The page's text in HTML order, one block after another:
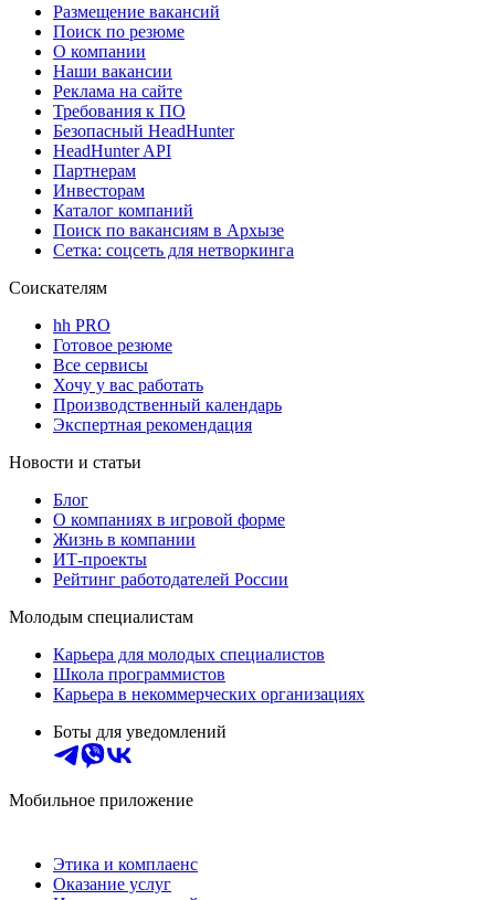
Размещение вакансий
Поиск по резюме
О компании
Наши вакансии
Реклама на сайте
Требования к ПО
Безопасный HeadHunter
HeadHunter API
Партнерам
Инвесторам
Каталог компаний
Поиск по вакансиям в Архызе
Сетка: соцсеть для нетворкинга
Соискателям
hh PRO
Готовое резюме
Все сервисы
Хочу у вас работать
Производственный календарь
Экспертная рекомендация
Новости и статьи
Блог
О компаниях в игровой форме
Жизнь в компании
ИТ-проекты
Рейтинг работодателей России
Молодым специалистам
Карьера для молодых специалистов
Школа программистов
Карьера в некоммерческих организациях
Боты для уведомлений
Мобильное приложение
Этика и комплаенс
Оказание услуг